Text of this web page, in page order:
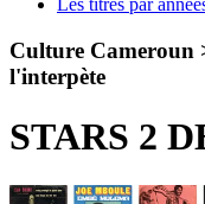
Les titres par
Culture Cameroun
l'interpète
STARS 2